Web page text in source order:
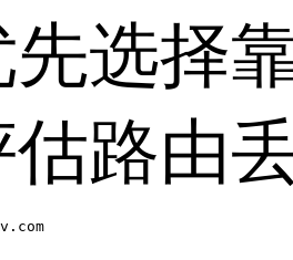
选择
路由